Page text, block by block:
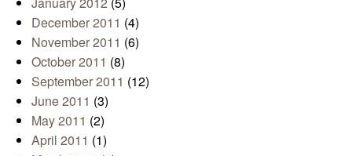
December 2011 (4)
November 2011 (6)
October 2011 (8)
September 2011 (12)
June 2011 (3)
May 2011 (2)
April 2011 (1)